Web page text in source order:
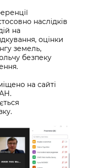
наслідків
на
оцінки
земель,
безпеку
на сайті